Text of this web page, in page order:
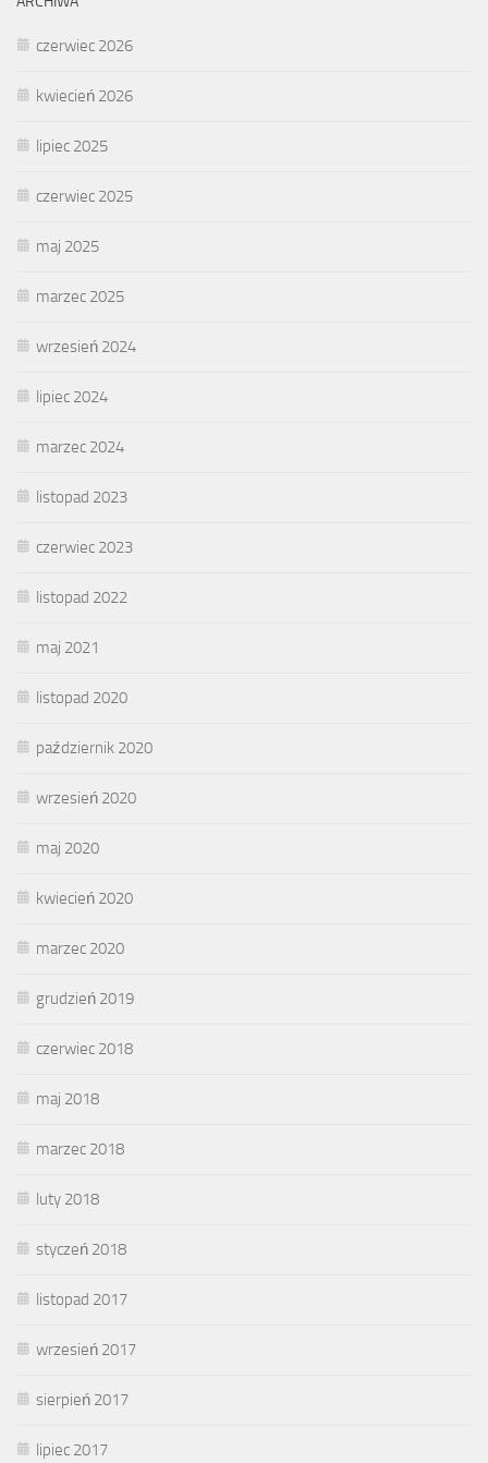
czerwiec 2026
kwiecień 2026
lipiec 2025
czerwiec 2025
maj 2025
marzec 2025
wrzesień 2024
lipiec 2024
marzec 2024
listopad 2023
czerwiec 2023
listopad 2022
maj 2021
listopad 2020
październik 2020
wrzesień 2020
maj 2020
kwiecień 2020
marzec 2020
grudzień 2019
czerwiec 2018
maj 2018
marzec 2018
luty 2018
styczeń 2018
listopad 2017
wrzesień 2017
sierpień 2017
lipiec 2017